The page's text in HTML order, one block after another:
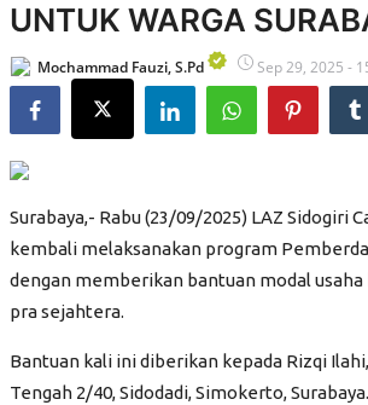
Donatur Kita
Liputan Utama
Prestasi
Artikel
Konsultasi Kesehatan
UNTUK WARGA
Mochammad Fauzi, S.Pd Sep 29, 2025 -
Surabaya,- Rabu (23/09/2025) LAZ Sidogiri
kembali melaksanakan program
dengan memberikan bantuan modal usaha
pra sejahtera.
Bantuan kali ini diberikan kepada Rizqi
Tengah 2/40, Sidodadi, Simokerto,